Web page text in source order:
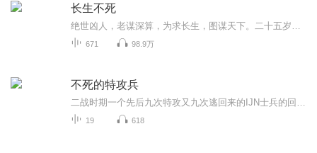
长生不死
671 98.9万
不死的特攻兵
19 618